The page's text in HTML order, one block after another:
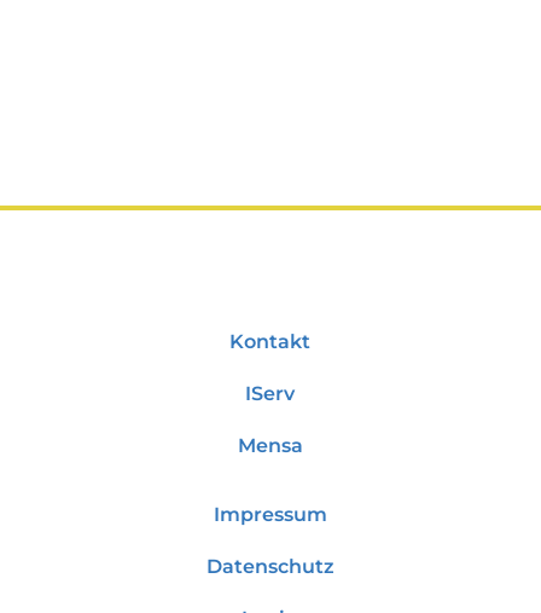
Kontakt
IServ
Mensa
Impressum
Datenschutz